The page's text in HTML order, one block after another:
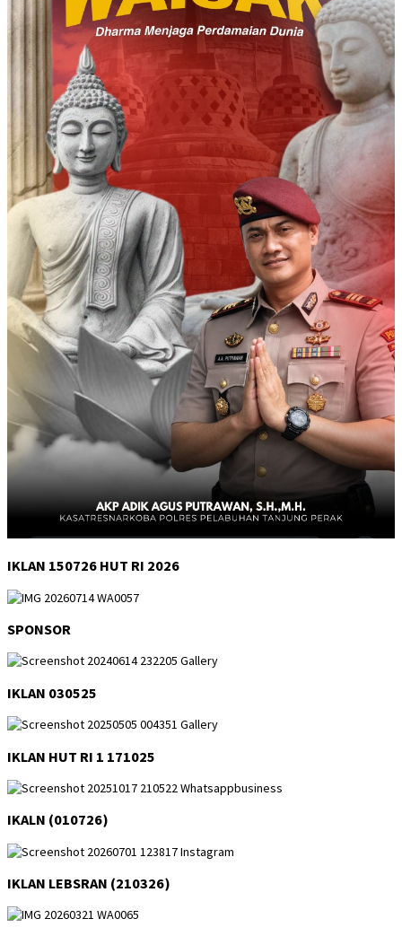
IKLAN 150726 HUT RI 2026
SPONSOR
IKLAN 030525
IKLAN HUT RI 1 171025
IKALN (010726)
IKLAN LEBSRAN (210326)